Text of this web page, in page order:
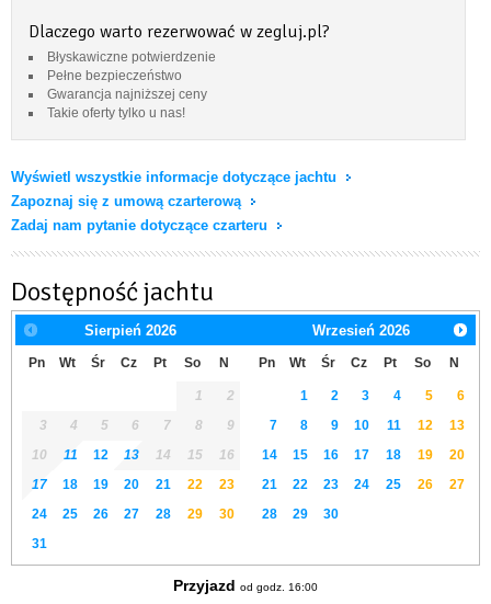
Dlaczego warto rezerwować w zegluj.pl?
Błyskawiczne potwierdzenie
Pełne bezpieczeństwo
Gwarancja najniższej ceny
Takie oferty tylko u nas!
Wyświetl wszystkie informacje dotyczące jachtu
Zapoznaj się z umową czarterową
Zadaj nam pytanie dotyczące czarteru
Dostępność jachtu
Sierpień 2026
Pn Wt Śr Cz Pt So N
1
2
3
4 5 6 7 8
9
10
11 12 13 14 15
16
17
18 19 20 21 22
23
24
25 26 27 28 29
30
31
Wrzesień 2026
Pn Wt Śr Cz Pt So N
1 2 3 4 5
6
7
8 9 10 11 12
13
14
15 16 17 18 19
20
21
22 23 24 25 26
27
28
29 30
Przyjazd od godz. 16:00